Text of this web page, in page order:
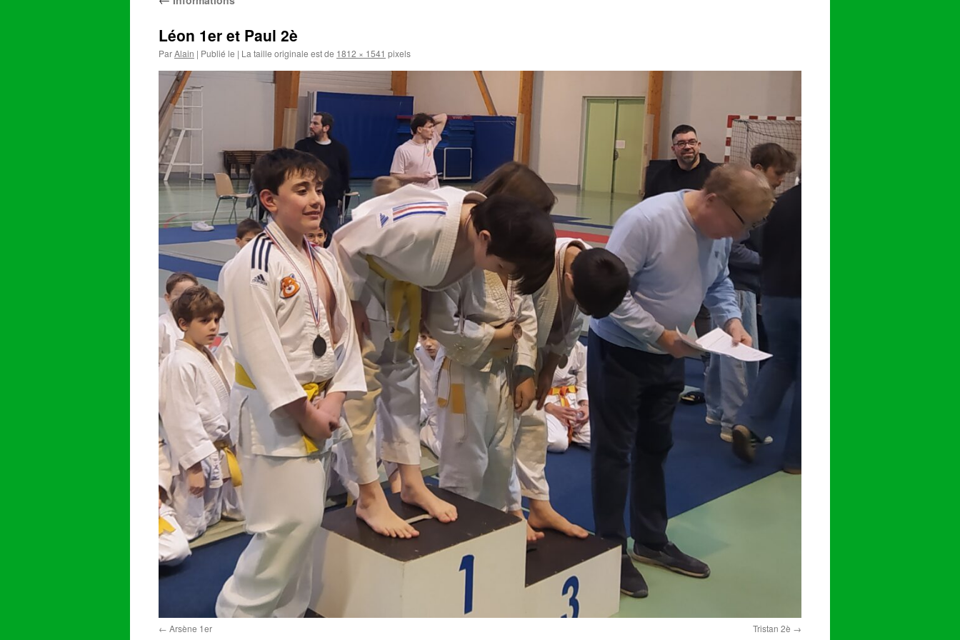
Léon 1er et Paul 2è
ParAlain | Publié le | La taille originale est de 1812 × 1541 pixels
Arsène 1er Tristan 2è